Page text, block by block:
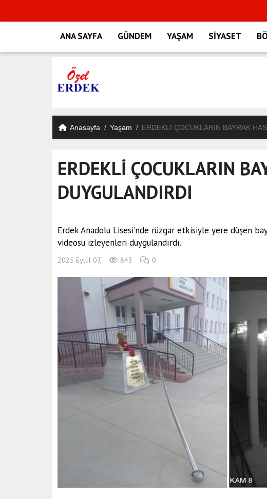
ANA SAYFA GÜNDEM YAŞAM SİYASET
Anasayfa Yaşam ERDEKLİ ÇOCUKLARIN BAYRAK
ERDEKLİ ÇOCUKLARIN
DUYGULANDIRDI
Erdek Anadolu Lisesi'nde rüzgar etkisiyle yere düşen
videosu izleyenleri duygulandırdı.
2025 Eylül 07, 843 0